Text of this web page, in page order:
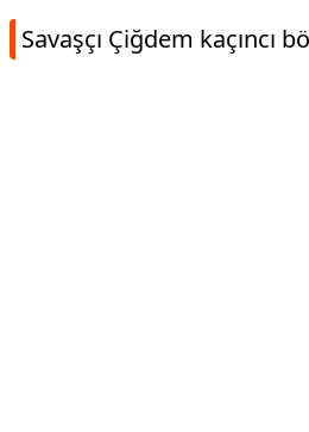
Savaşçı Çiğdem kaçıncı